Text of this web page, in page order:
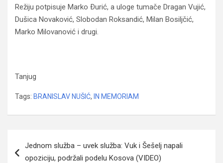
Režiju potpisuje Marko Ðurić, a uloge tumače Dragan Vujić,
Dušica Novaković, Slobodan Roksandić, Milan Bosiljčić,
Marko Milovanović i drugi.
Tanjug
Tags: BRANISLAV NUŠIĆ, IN MEMORIAM
članaka
Jednom služba – uvek služba: Vuk i Šešelj napali
opoziciju, podržali podelu Kosova (VIDEO)